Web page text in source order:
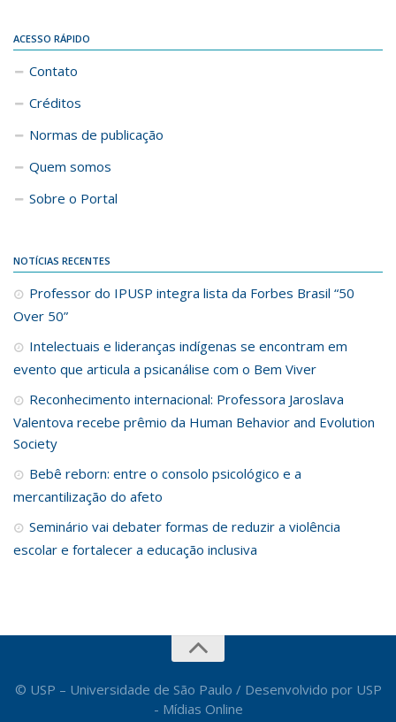
ACESSO RÁPIDO
Contato
Créditos
Normas de publicação
Quem somos
Sobre o Portal
NOTÍCIAS RECENTES
Professor do IPUSP integra lista da Forbes Brasil “50
Over 50”
Intelectuais e lideranças indígenas se encontram em
evento que articula a psicanálise com o Bem Viver
Reconhecimento internacional: Professora Jaroslava
Valentova recebe prêmio da Human Behavior and Evolution
Society
Bebê reborn: entre o consolo psicológico e a
mercantilização do afeto
Seminário vai debater formas de reduzir a violência
escolar e fortalecer a educação inclusiva
© USP – Universidade de São Paulo / Desenvolvido por USP
- Mídias Online